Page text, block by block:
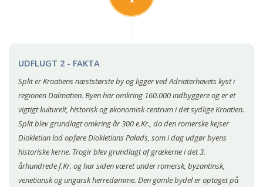
UDFLUGT 2 - FAKTA
Split er Kroatiens næststørste by og ligger ved Adriaterhavets kyst i
regionen Dalmatien. Byen har omkring 160.000 indbyggere og er et
vigtigt kulturelt, historisk og økonomisk centrum i det sydlige Kroatien.
Split blev grundlagt omkring år 300 e.Kr., da den romerske kejser
Diokletian lod opføre Diokletians Palads, som i dag udgør byens
historiske kerne. Trogir blev grundlagt af grækerne i det 3.
århundrede f.Kr. og har siden været under romersk, byzantinsk,
venetiansk og ungarsk herredømme. Den gamle bydel er optaget på